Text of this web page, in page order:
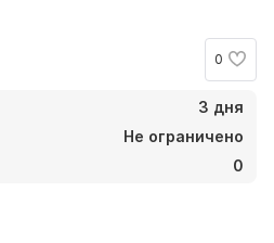
0
3 дня
Не ограничено
0